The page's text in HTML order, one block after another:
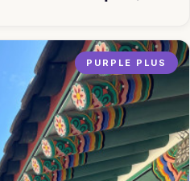
PURPLE PLUS